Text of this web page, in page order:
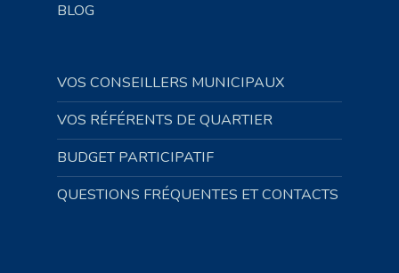
BLOG
VOS CONSEILLERS MUNICIPAUX
VOS RÉFÉRENTS DE QUARTIER
BUDGET PARTICIPATIF
QUESTIONS FRÉQUENTES ET CONTACTS